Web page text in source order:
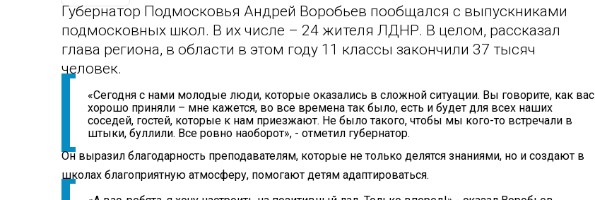
Губернатор Подмосковья Андрей Воробьев пообщался с выпускниками
подмосковных школ. В их числе – 24 жителя ЛДНР. В целом, рассказал
глава региона, в области в этом году 11 классы закончили 37 тысяч
человек.
«Сегодня с нами молодые люди, которые оказались в сложной ситуации. Вы говорите, как вас
хорошо приняли – мне кажется, во все времена так было, есть и будет для всех наших
соседей, гостей, которые к нам приезжают. Не было такого, чтобы мы кого-то встречали в
штыки, буллили. Все ровно наоборот», - отметил губернатор.
Он выразил благодарность преподавателям, которые не только делятся знаниями, но и создают в
школах благоприятную атмосферу, помогают детям адаптироваться.